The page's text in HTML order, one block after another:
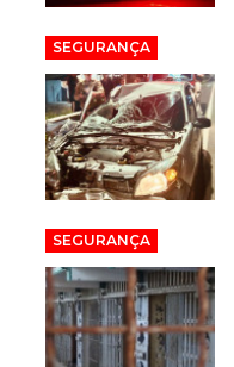
SEGURANÇA
SEGURANÇA